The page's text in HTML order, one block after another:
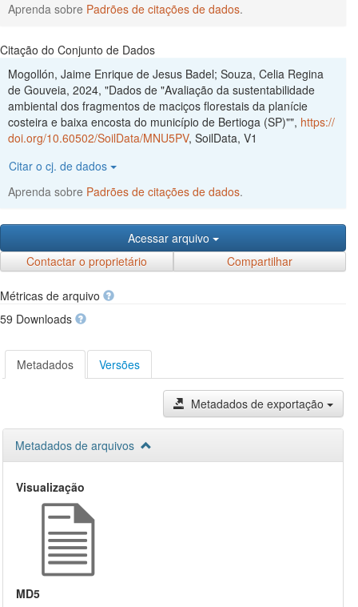
Aprenda sobre Padrões de citações de dados.
Citação do Conjunto de Dados
Mogollón, Jaime Enrique de Jesus Badel; Souza, Celia Regina
de Gouveia, 2024, "Dados de "Avaliação da sustentabilidade
ambiental dos fragmentos de maciços florestais da planície
costeira e baixa encosta do município de Bertioga (SP)"", https://
doi.org/10.60502/SoilData/MNU5PV, SoilData, V1
Citar o cj. de dados
Aprenda sobre Padrões de citações de dados.
Acessar arquivo
Contactar o proprietário
Compartilhar
Métricas de arquivo
59 Downloads
Metadados Versões
Metadados de exportação
Metadados de arquivos
Visualização
MD5